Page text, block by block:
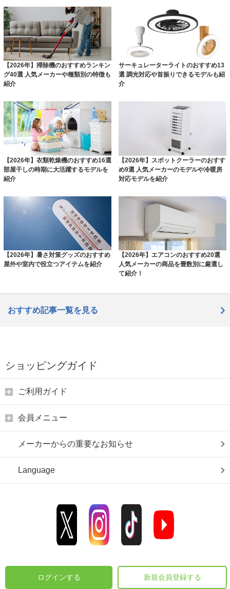
【2026年】掃除機のおすすめランキン
グ40選 人気メーカーや種類別の特徴も
紹介
サーキュレーターライトのおすすめ13
選 調光対応や首振りできるモデルも紹
介
【2026年】衣類乾燥機のおすすめ16選
部屋干しの時期に大活躍するモデルを
紹介
【2026年】スポットクーラーのおすす
め9選 人気メーカーのモデルや冷暖房
対応モデルを紹介
【2026年】暑さ対策グッズのおすすめ
屋外や室内で役立つアイテムを紹介
【2026年】エアコンのおすすめ20選
人気メーカーの商品を畳数別に厳選し
て紹介！
おすすめ記事一覧を見る
ショッピングガイド
ご利用ガイド
会員メニュー
メーカーからの重要なお知らせ
Language
ログインする 新規会員登録する